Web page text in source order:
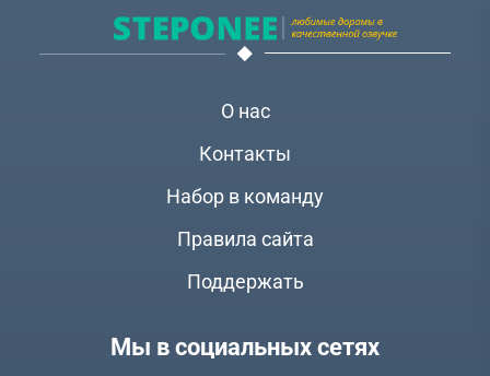
О нас
Контакты
Набор в команду
Правила сайта
Поддержать
Мы в социальных сетях